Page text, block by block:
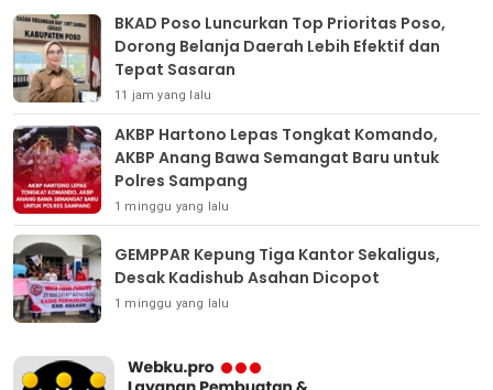
BKAD Poso Luncurkan Top Prioritas Poso,
Dorong Belanja Daerah Lebih Efektif dan
Tepat Sasaran
11 jam yang lalu
AKBP Hartono Lepas Tongkat Komando,
AKBP Anang Bawa Semangat Baru untuk
Polres Sampang
1 minggu yang lalu
GEMPPAR Kepung Tiga Kantor Sekaligus,
Desak Kadishub Asahan Dicopot
1 minggu yang lalu